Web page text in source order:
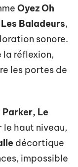
Oyez Oh
Les Baladeurs,
sonore.
réflexion,
les portes de
Parker, Le
le haut niveau,
décortique
impossible